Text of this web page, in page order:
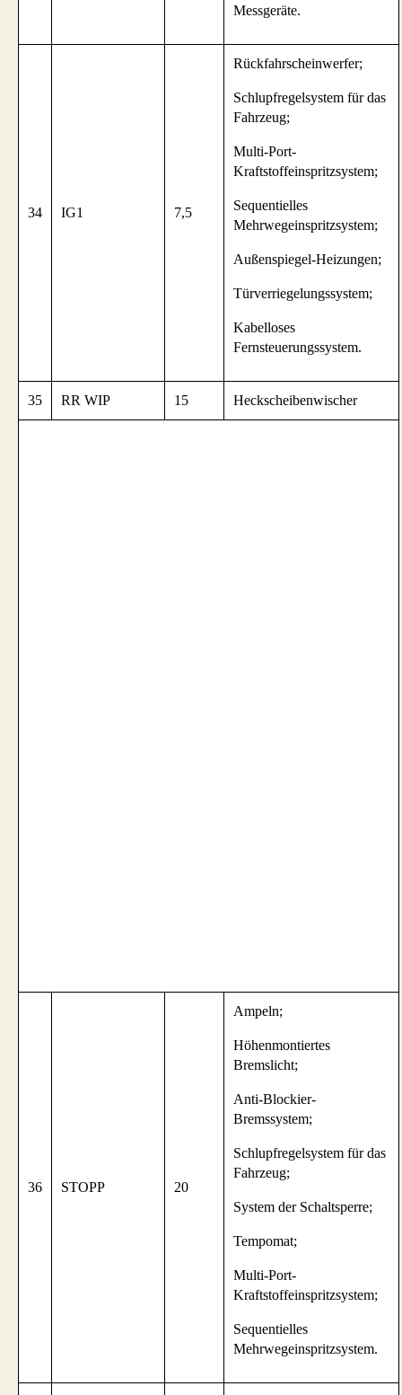
Messgeräte.
34 IG1 7,5
Rückfahrscheinwerfer;
Schlupfregelsystem für das
Fahrzeug;
Multi-Port-
Kraftstoffeinspritzsystem;
Sequentielles
Mehrwegeinspritzsystem;
Außenspiegel-Heizungen;
Türverriegelungssystem;
Kabelloses
Fernsteuerungssystem.
35 RR WIP 15 Heckscheibenwischer
36 STOPP 20
Ampeln;
Höhenmontiertes
Bremslicht;
Anti-Blockier-
Bremssystem;
Schlupfregelsystem für das
Fahrzeug;
System der Schaltsperre;
Tempomat;
Multi-Port-
Kraftstoffeinspritzsystem;
Sequentielles
Mehrwegeinspritzsystem.